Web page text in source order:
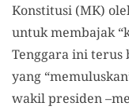
Konstitusi (MK)
untuk membajak
Tenggara ini terus
yang
wakil presiden